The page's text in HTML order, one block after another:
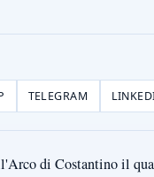
TELEGRAM
di Costantino il